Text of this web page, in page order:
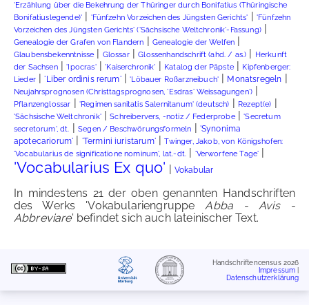
'Erzählung über die Bekehrung der Thüringer durch Bonifatius (Thüringische
Bonifatiuslegende)' | 'Fünfzehn Vorzeichen des Jüngsten Gerichts' | 'Fünfzehn
Vorzeichen des Jüngsten Gerichts' ('Sächsische Weltchronik'-Fassung)|
Genealogie der Grafen von Flandern | Genealogie der Welfen |
Glaubensbekenntnisse | Glossar|Glossenhandschrift (ahd. / as.) | Herkunft
der Sachsen|'Ipocras'|'Kaiserchronik' | Katalog der Päpste| Kipfenberger:
Lieder|'Liber ordinis rerum'|'Löbauer Roßarzneibuch' | Monatsregeln |
Neujahrsprognosen (Christtagsprognosen, 'Esdras' Weissagungen') |
Pflanzenglossar | 'Regimen sanitatis Salernitanum' (deutsch) | Rezept(e) |
'Sächsische Weltchronik'|Schreibervers, -notiz / Federprobe|'Secretum
secretorum', dt. |Segen / Beschwörungsformeln | 'Synonima
apotecariorum' | 'Termini iuristarum'|Twinger, Jakob, von Königshofen:
'Vocabularius de significatione nominum', lat.-dt. | 'Verworfene Tage' |
'Vocabularius Ex quo' | Vokabular
In mindestens 21 der oben genannten Handschriften
des Werks 'VokabulariengruppeAbba - Avis -
Abbreviare' befindet sich auch lateinischer Text.
Handschriftencensus 2026
Impressum
Datenschutzerklärung